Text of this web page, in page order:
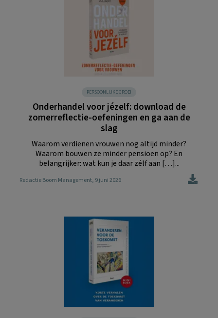
PERSOONLIJKE GROEI
Onderhandel voor jézelf: download de
zomerreflectie-oefeningen en ga aan de
slag
Waarom verdienen vrouwen nog altijd minder?
Waarom bouwen ze minder pensioen op? En
belangrijker: wat kun je daar zélf aan […]...
Redactie Boom Management, 9 juni 2026